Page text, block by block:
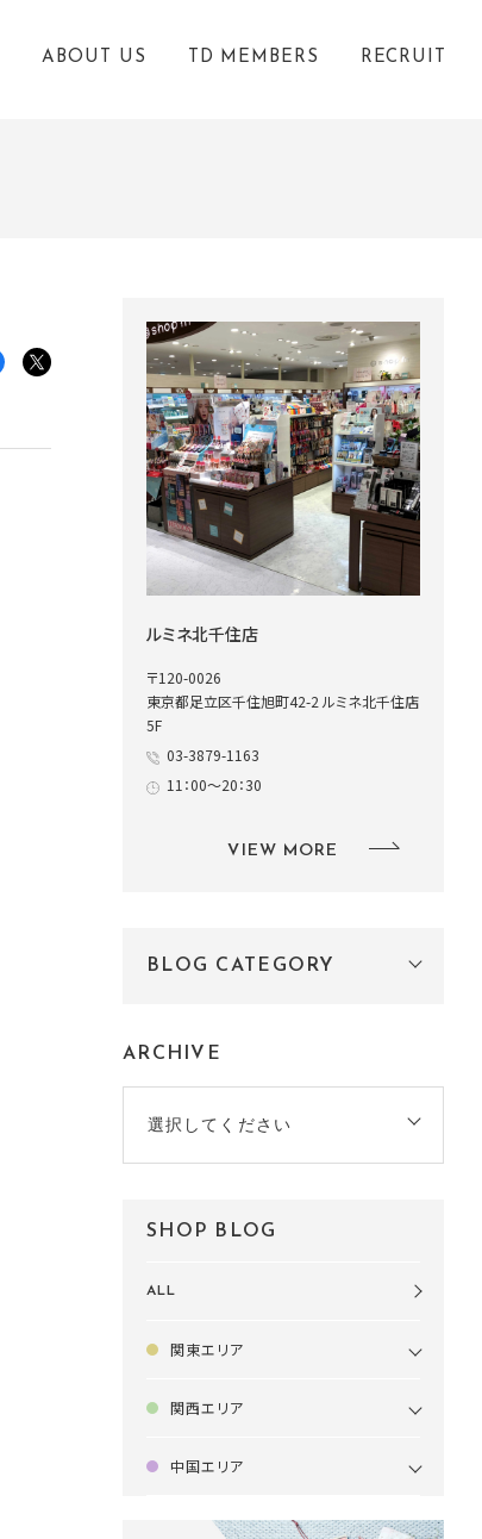
ABOUT US TD MEMBERS RECRUIT
ルミネ北千住店
〒120-0026
東京都足立区千住旭町42-2 ルミネ北千住店
5F
03-3879-1163
11：00～20：30
VIEW MORE
BLOG CATEGORY
ARCHIVE
選択してください
SHOP BLOG
ALL
関東エリア
関西エリア
中国エリア